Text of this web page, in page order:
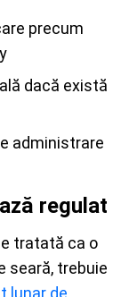
precum
dacă există
administrare
regulat
tratată ca o
seară, trebuie
lunar de